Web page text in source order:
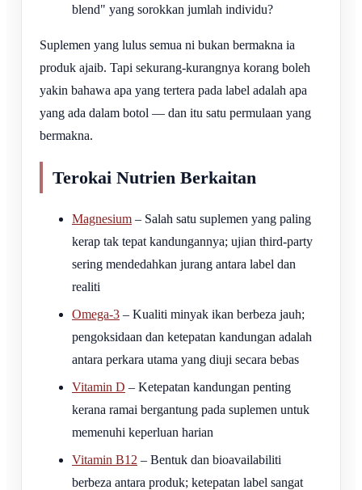
blend" yang sorokkan jumlah individu?
Suplemen yang lulus semua ni bukan bermakna ia
produk ajaib. Tapi sekurang-kurangnya korang boleh
yakin bahawa apa yang tertera pada label adalah apa
yang ada dalam botol — dan itu satu permulaan yang
bermakna.
Terokai Nutrien Berkaitan
Magnesium – Salah satu suplemen yang paling
kerap tak tepat kandungannya; ujian third-party
sering mendedahkan jurang antara label dan
realiti
Omega-3 – Kualiti minyak ikan berbeza jauh;
pengoksidaan dan ketepatan kandungan adalah
antara perkara utama yang diuji secara bebas
Vitamin D – Ketepatan kandungan penting
kerana ramai bergantung pada suplemen untuk
memenuhi keperluan harian
Vitamin B12 – Bentuk dan bioavailabiliti
berbeza antara produk; ketepatan label sangat